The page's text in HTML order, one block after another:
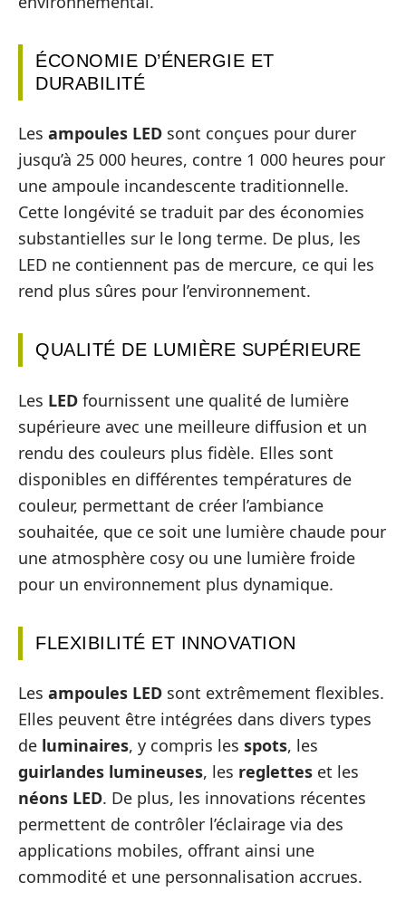
ÉCONOMIE D’ÉNERGIE ET
DURABILITÉ
Les ampoules LED sont conçues pour durer
jusqu’à 25 000 heures, contre 1 000 heures pour
une ampoule incandescente traditionnelle.
Cette longévité se traduit par des économies
substantielles sur le long terme. De plus, les
LED ne contiennent pas de mercure, ce qui les
rend plus sûres pour l’environnement.
QUALITÉ DE LUMIÈRE SUPÉRIEURE
Les LED fournissent une qualité de lumière
supérieure avec une meilleure diffusion et un
rendu des couleurs plus fidèle. Elles sont
disponibles en différentes températures de
couleur, permettant de créer l’ambiance
souhaitée, que ce soit une lumière chaude pour
une atmosphère cosy ou une lumière froide
pour un environnement plus dynamique.
FLEXIBILITÉ ET INNOVATION
Les ampoules LED sont extrêmement flexibles.
Elles peuvent être intégrées dans divers types
de luminaires, y compris les spots, les
guirlandes lumineuses, les reglettes et les
néons LED. De plus, les innovations récentes
permettent de contrôler l’éclairage via des
applications mobiles, offrant ainsi une
commodité et une personnalisation accrues.